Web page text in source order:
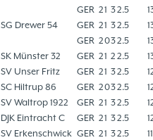
GER 21 32.5
SG Drewer 54 GER 21 32.5
GER 2032.5
SK Münster 32 GER 21 2 2.5
SV Unser Fritz GER 21 32.5
SC Hiltrup 86 GER 2032.5
SV Waltrop 1922 GER 21 32.5
DJK Eintracht C GER 21 32.5
SV Erkenschwick GER 21 32.5